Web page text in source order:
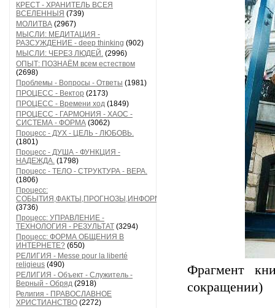
КРЕСТ - ХРАНИТЕЛЬ ВСЕЯ
ВСЕЛЕННЫЯ (739)
МОЛИТВА (2967)
МЫСЛИ: МЕДИТАЦИЯ -
РАЗСУЖДЕНИЕ - deep thinking (902)
МЫСЛИ: ЧЕРЕЗ ЛЮДЕЙ. (2996)
ОПЫТ: ПОЗНАЁМ всем естеством
(2698)
Проблемы - Вопросы - Ответы (1981)
ПРОЦЕСС - Вектор (2173)
ПРОЦЕСС - Времени ход (1849)
ПРОЦЕСС - ГАРМОНИЯ - ХАОС -
СИСТЕМА - ФОРМА (3062)
Процесс - ДУХ - ЦЕЛЬ - ЛЮБОВЬ.
(1801)
Процесс - ДУША - ФУНКЦИЯ -
НАДЕЖДА. (1798)
Процесс - ТЕЛО - СТРУКТУРА - ВЕРА.
(1806)
Процесс:
СОБЫТИЯ,ФАКТЫ,ПРОГНОЗЫ,ИНФОРМАЦИЯ
(3736)
Процесс: УПРАВЛЕНИЕ -
ТЕХНОЛОГИЯ - РЕЗУЛЬТАТ (3294)
Процесс: ФОРМА ОБЩЕНИЯ В
ИНТЕРНЕТЕ? (650)
РЕЛИГИЯ - Messe pour la liberté
religieus (490)
РЕЛИГИЯ - Объект - Служитель -
Верный - Обряд (2918)
Религия - ПРАВОСЛАВНОЕ
ХРИСТИАНСТВО (2272)
Фрагмент
сокращении)